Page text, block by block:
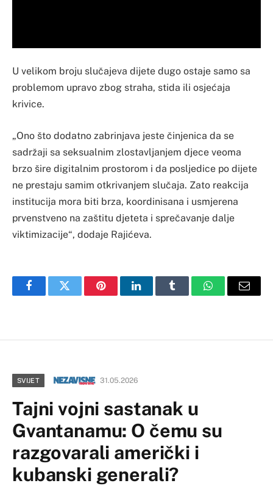
U velikom broju slučajeva dijete dugo ostaje samo sa
problemom upravo zbog straha, stida ili osjećaja
krivice.
„Ono što dodatno zabrinjava jeste činjenica da se
sadržaji sa seksualnim zlostavljanjem djece veoma
brzo šire digitalnim prostorom i da posljedice po dijete
ne prestaju samim otkrivanjem slučaja. Zato reakcija
institucija mora biti brza, koordinisana i usmjerena
prvenstveno na zaštitu djeteta i sprečavanje dalje
viktimizacije“, dodaje Rajićeva.
FacebookTwitter PinterestLinkedInTumblr WhatsAppEmail
SVIJET 31.05.2026
Tajni vojni sastanak u
Gvantanamu: O čemu su
razgovarali američki i
kubanski generali?